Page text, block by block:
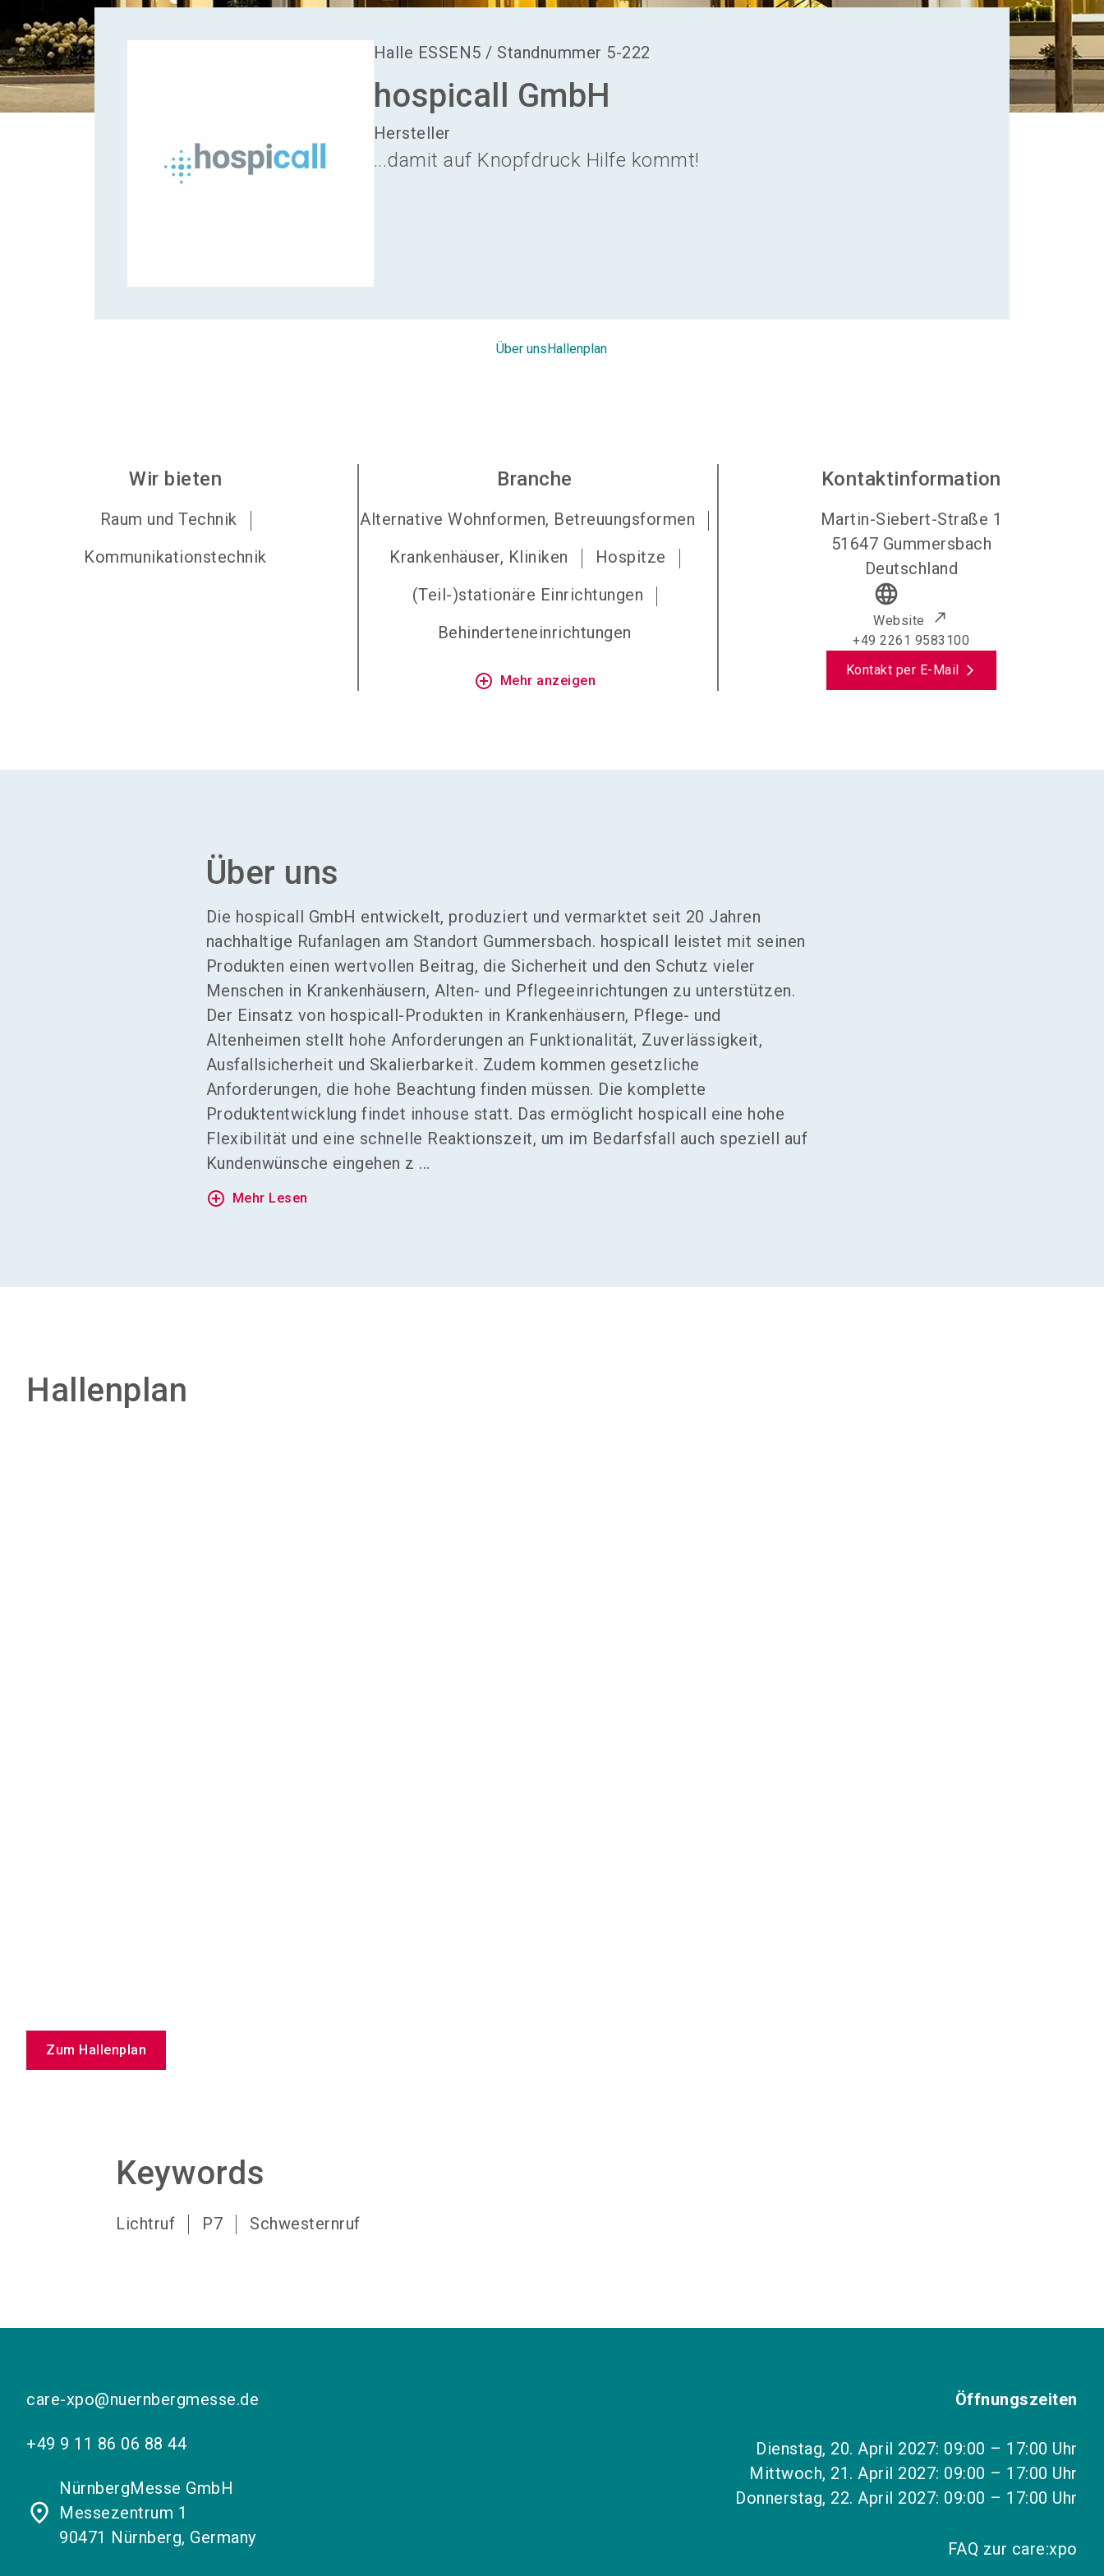
Halle ESSEN5 / Standnummer 5-222
hospicall GmbH
Hersteller
...damit auf Knopfdruck Hilfe kommt!
Über unsHallenplan
Wir bieten
Raum und Technik
Kommunikationstechnik
Branche
Alternative Wohnformen, Betreuungsformen
Krankenhäuser, Kliniken
Hospitze
(Teil-)stationäre Einrichtungen
Behinderteneinrichtungen
add_circle_outline Mehr anzeigen
Kontaktinformation
Martin-Siebert-Straße 1
51647 Gummersbach
Deutschland
language
Website
+49 2261 9583100
Kontakt per E-Mail
Über uns
Die hospicall GmbH entwickelt, produziert und vermarktet seit 20 Jahren
nachhaltige Rufanlagen am Standort Gummersbach. hospicall leistet mit seinen
Produkten einen wertvollen Beitrag, die Sicherheit und den Schutz vieler
Menschen in Krankenhäusern, Alten- und Pflegeeinrichtungen zu unterstützen.
Der Einsatz von hospicall-Produkten in Krankenhäusern, Pflege- und
Altenheimen stellt hohe Anforderungen an Funktionalität, Zuverlässigkeit,
Ausfallsicherheit und Skalierbarkeit. Zudem kommen gesetzliche
Anforderungen, die hohe Beachtung finden müssen. Die komplette
Produktentwicklung findet inhouse statt. Das ermöglicht hospicall eine hohe
Flexibilität und eine schnelle Reaktionszeit, um im Bedarfsfall auch speziell auf
Kundenwünsche eingehen z ...
add_circle_outline Mehr Lesen
Hallenplan
Zum Hallenplan
Keywords
Lichtruf P7 Schwesternruf
care-xpo@nuernbergmesse.de
+49 9 11 86 06 88 44
place
NürnbergMesse GmbH
Messezentrum 1
90471 Nürnberg, Germany
Öffnungszeiten
Dienstag, 20. April 2027: 09:00 – 17:00 Uhr
Mittwoch, 21. April 2027: 09:00 – 17:00 Uhr
Donnerstag, 22. April 2027: 09:00 – 17:00 Uhr
FAQ zur care:xpo